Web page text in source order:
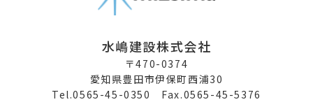
水嶋建設株式会社
〒470-0374
愛知県豊田市伊保町西浦30
Tel.0565-45-0350 Fax.0565-45-5376